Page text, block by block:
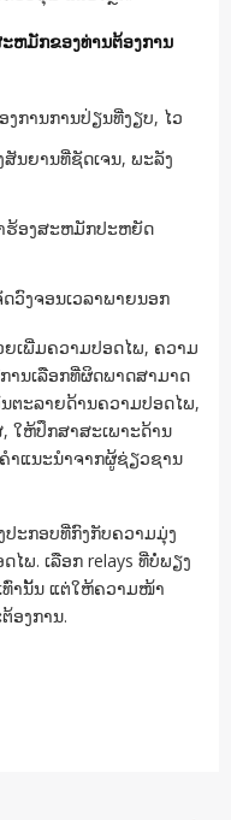
ຫມັກຂອງທ່ານຕ້ອງການ
ງການການປ່ຽນທີ່ງຽບ, ໄວ
ສັນຍານທີ່ຊັດເຈນ, ພະລັງ
ຮ້ອງສະຫມັກປະຫຍັດ
ວົງຈອນເວລາພາຍນອກ
ຍເພີ່ມຄວາມປອດໄພ, ຄວາມ
ານເລືອກທີ່ຜິດພາດສາມາດ
ຕະລາຍດ້ານຄວາມປອດໄພ,
ໃຫ້ປຶກສາສະເພາະດ້ານ
າແນະນໍາຈາກຜູ້ຊ່ຽວຊານ
ະກອບທີ່ກົງກັບຄວາມມຸ່ງ
ພ. ເລືອກ relays ທີ່ບໍ່ພຽງ
ານັ້ນ ແຕ່ໃຫ້ຄວາມໜ້າ
ອງການ.